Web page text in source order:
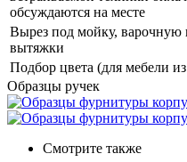
обсуждаются на месте
Вырез под мойку, варочную
вытяжки
Подбор цвета (для мебели
Образцы ручек
Смотрите также